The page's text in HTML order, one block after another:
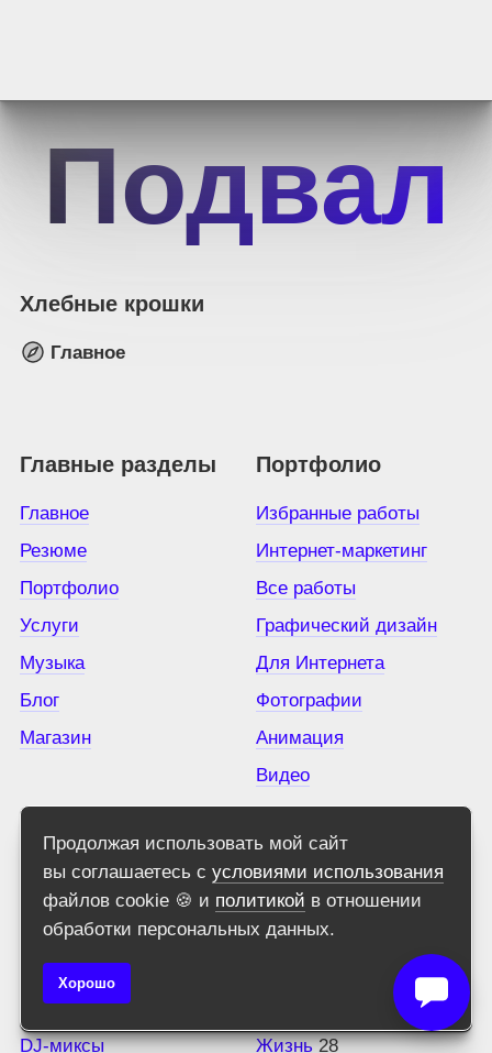
Подвал
Хлебные крошки
Главное
Главные разделы
Главное
Резюме
Портфолио
Услуги
Музыка
Блог
Магазин
Портфолио
Избранные работы
Интернет-маркетинг
Все работы
Графический дизайн
Для Интернета
Фотографии
Анимация
Видео
Музыка
Избранная музыка
Вся музыка
Синглы
DJ-миксы
Рубрики блога
Lifestyle 41
Жизнь 28
Продолжая использовать мой сайт
вы соглашаетесь с условиями использования
файлов cookie 🍪 и политикой в отношении
обработки персональных данных.
Хорошо